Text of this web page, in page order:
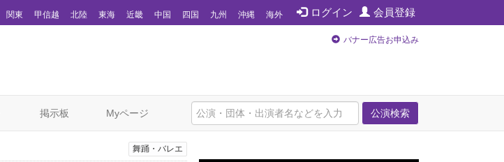
ログイン 会員登録
関東 甲信越 北陸 東海 近畿 中国 四国 九州 沖縄 海外
バナー広告お申込み
公演検索
掲示板 Myページ
舞踊・バレエ